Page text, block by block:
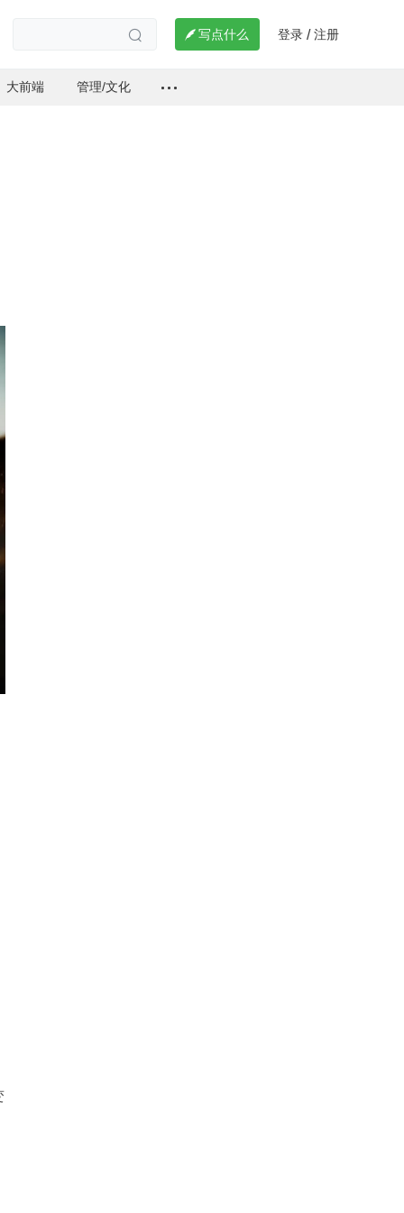
  写点什么 登录 / 注册
大前端 管理/文化